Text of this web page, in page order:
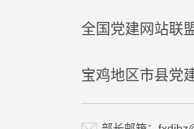
全国党建网站联盟
宝鸡地区市县党